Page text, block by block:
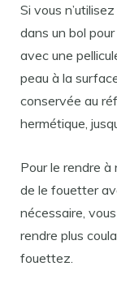
Si vous
dans un bol
avec une
peau à la
conservée au
hermétique,
Pour le rendre
de le fouetter
nécessaire,
rendre plus
fouettez.